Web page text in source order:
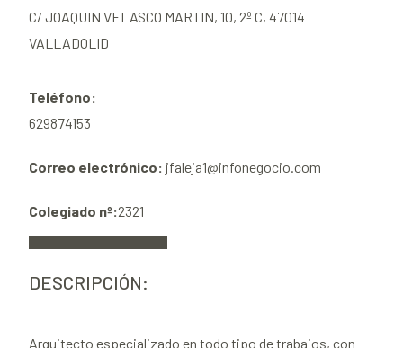
C/ JOAQUIN VELASCO MARTIN, 10, 2º C, 47014
VALLADOLID
Teléfono:
629874153
Correo electrónico: jfaleja1@infonegocio.com
Colegiado nº:2321
DESCRIPCIÓN:
Arquitecto especializado en todo tipo de trabajos, con